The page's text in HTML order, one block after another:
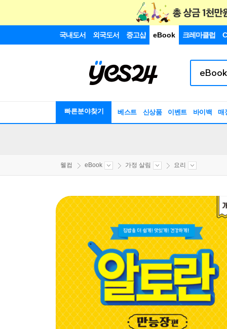
국내도서 외국도서 중고샵 eBook 크레마클럽
빠른분야찾기 베스트 신상품 이벤트 바이백 매
웰컴 eBook 가정 살림 요리